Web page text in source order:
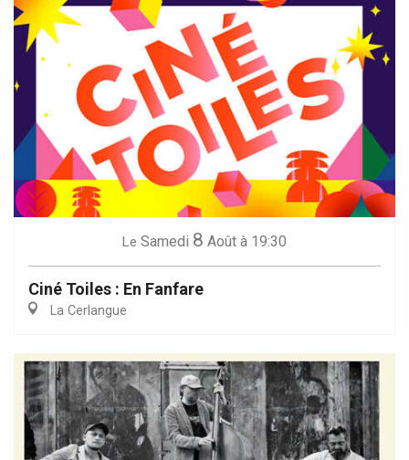
Le Samedi 8 Août à 19:30
Ciné Toiles : En Fanfare
La Cerlangue